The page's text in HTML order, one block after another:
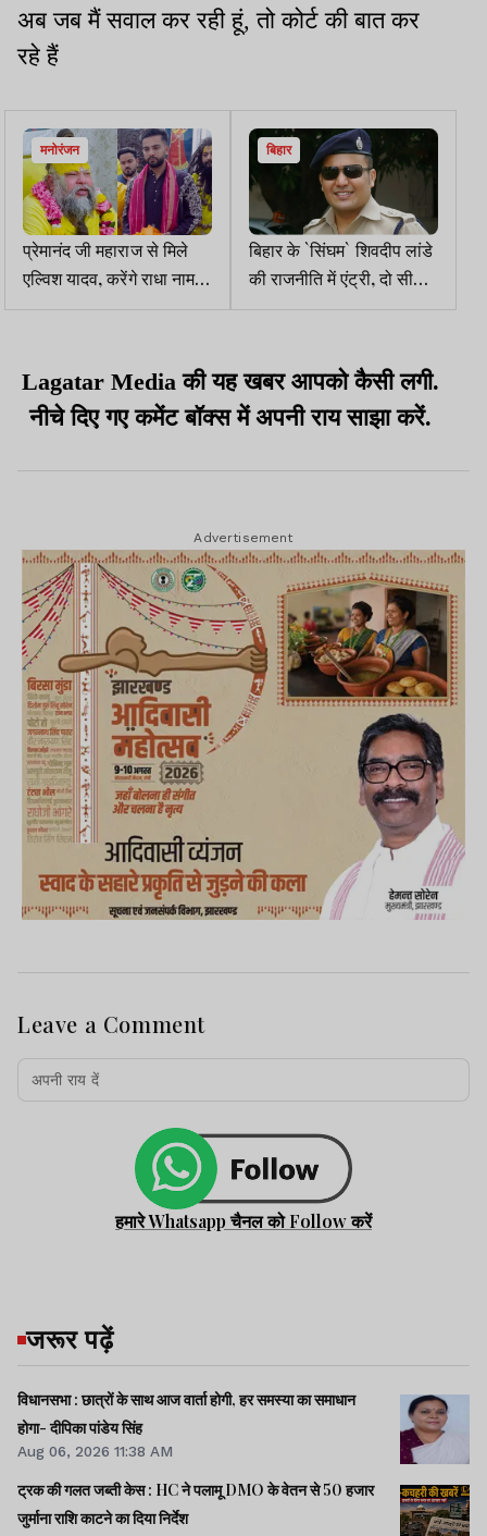
अब जब मैं सवाल कर रही हूं, तो कोर्ट की बात कर
रहे हैं
मनोरंजन
प्रेमानंद जी महाराज से मिले
एल्विश यादव, करेंगे राधा नाम
का जाप
बिहार
बिहार के `सिंघम` शिवदीप लांडे
की राजनीति में एंट्री, दो सीटों
पर निर्दलीय लड़ेंगे चुनाव
Lagatar Media की यह खबर आपको कैसी लगी.
नीचे दिए गए कमेंट बॉक्स में अपनी राय साझा करें.
Advertisement
Leave a Comment
हमारे Whatsapp चैनल को Follow करें
जरूर पढ़ें
विधानसभा : छात्रों के साथ आज वार्ता होगी, हर समस्या का समाधान
होगा- दीपिका पांडेय सिंह
Aug 06, 2026 11:38 AM
ट्रक की गलत जब्ती केस : HC ने पलामू DMO के वेतन से 50 हजार
जुर्माना राशि काटने का दिया निर्देश